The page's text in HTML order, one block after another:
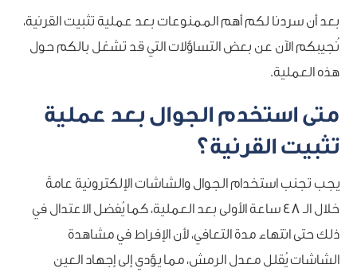
بعد أن سردنا لكم أهم الممنوعات بعد عملية تثبيت القرنية،
نُجيبكم الآن عن بعض التساؤلات التي قد تشغل بالكم حول
هذه العملية.
متى استخدم الجوال بعد عملية
تثبيت القرنية؟
يجب تجنب استخدام الجوال والشاشات الإلكترونية عامةً
خلال الـ 48 ساعة الأولى بعد العملية، كما يُفضل الاعتدال في
ذلك حتى انتهاء مدة التعافي، لأن الإفراط في مشاهدة
الشاشات يُقلل معدل الرمش، مما يؤدي إلى إجهاد العين